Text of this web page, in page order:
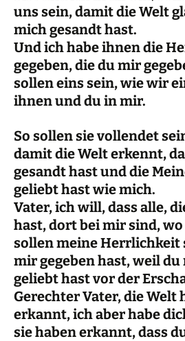
uns sein, damit die Welt
mich gesandt hast.
Und ich habe ihnen die
gegeben, die du mir
sollen eins sein, wie wir
ihnen und du in mir.
So sollen sie vollendet
damit die Welt erkennt,
gesandt hast und die
geliebt hast wie mich.
Vater, ich will, dass alle,
hast, dort bei mir sind, wo
sollen meine Herrlichkeit
mir gegeben hast, weil
geliebt hast vor der
Gerechter Vater, die Welt
erkannt, ich aber habe
sie haben erkannt, dass